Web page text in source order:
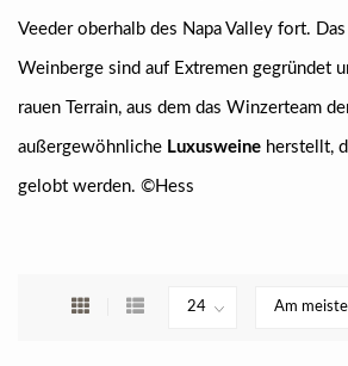
Veeder oberhalb des Napa Valley fort.
Weinberge sind auf Extremen gegründet
rauen Terrain, aus dem das Winzerteam
außergewöhnliche Luxusweine herstellt,
gelobt werden. ©Hess